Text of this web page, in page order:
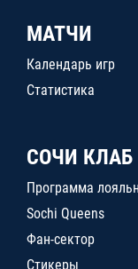
МАТЧИ
Календарь игр
Статистика
СОЧИ КЛАБ
Программа
Sochi Queens
Фан-сектор
Стикеры